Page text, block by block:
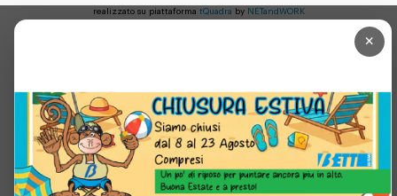
×
realizzato su piattaforma tQuadra by NETandWORK